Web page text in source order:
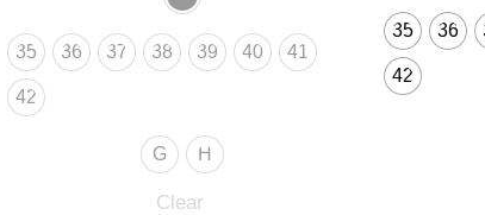
35 36 37 38 39 40 41
42
G H
Clear
35 36
42